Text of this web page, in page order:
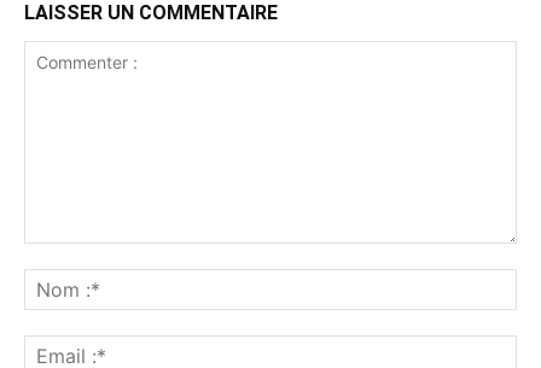
LAISSER UN COMMENTAIRE